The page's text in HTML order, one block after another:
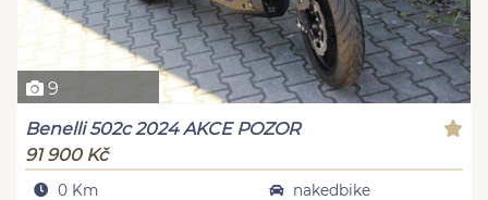
9
Benelli 502c 2024 AKCE POZOR
91 900 Kč
0 Km
nakedbike